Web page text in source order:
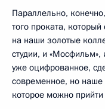
Параллельно,
того проката, который
на наши золотые
студии, и
уже оцифрованное,
современное, но наше
которое можно